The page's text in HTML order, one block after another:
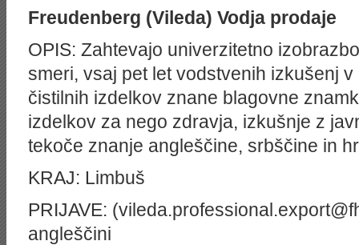
Freudenberg (Vileda) Vodja prodaje
OPIS: Zahtevajo univerzitetno
smeri, vsaj pet let vodstvenih izkušenj
čistilnih izdelkov znane blagovne
izdelkov za nego zdravja, izkušnje z
tekoče znanje angleščine, srbščine in
KRAJ: Limbuš
PRIJAVE:
angleščini